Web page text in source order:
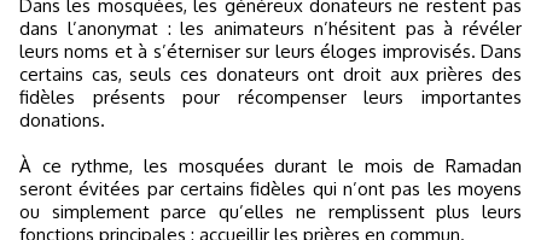
Dans les mosquées, les généreux donateurs ne restent pas
dans l’anonymat : les animateurs n’hésitent pas à révéler
leurs noms et à s’éterniser sur leurs éloges improvisés. Dans
certains cas, seuls ces donateurs ont droit aux prières des
fidèles présents pour récompenser leurs importantes
donations.
À ce rythme, les mosquées durant le mois de Ramadan
seront évitées par certains fidèles qui n’ont pas les moyens
ou simplement parce qu’elles ne remplissent plus leurs
fonctions principales : accueillir les prières en commun.